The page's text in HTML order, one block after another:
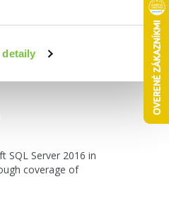
SQL Server 2016 in
coverage of